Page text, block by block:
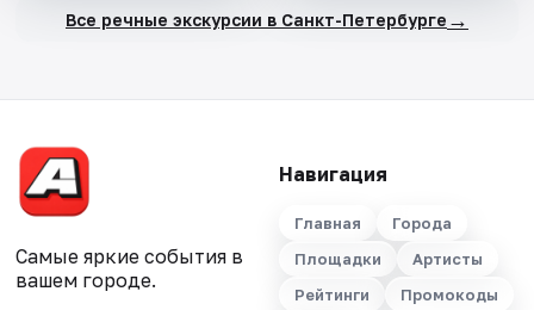
Все речные экскурсии в Санкт-Петербурге →
Самые яркие события в
вашем городе.
Навигация
Главная
Города
Площадки
Артисты
Рейтинги
Промокоды